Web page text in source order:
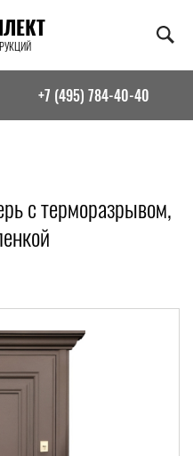
+7 (495) 784-40-40
с терморазрывом,